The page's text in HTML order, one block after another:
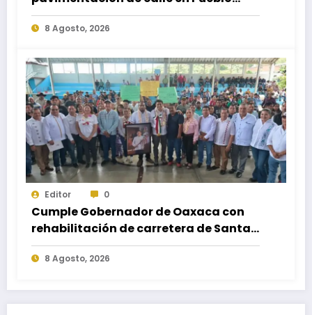
Nuevo; fortalece movilidad y
conectividad
8 Agosto, 2026
Editor 0
Cumple Gobernador de Oaxaca con
rehabilitación de carretera de Santa
María Ecatepec
8 Agosto, 2026